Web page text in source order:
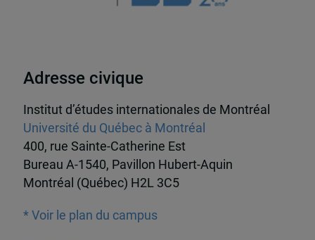
Adresse civique
Institut d’études internationales de Montréal
Université du Québec à Montréal
400, rue Sainte-Catherine Est
Bureau A-1540, Pavillon Hubert-Aquin
Montréal (Québec) H2L 3C5
* Voir le plan du campus